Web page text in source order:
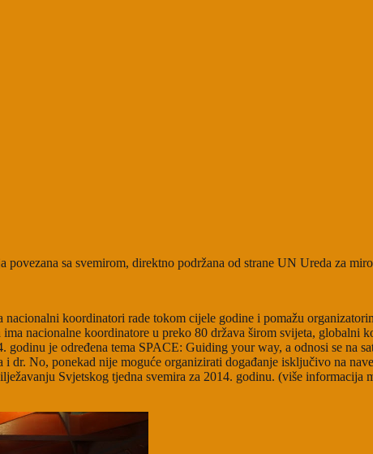
povezana sa svemirom, direktno podržana od strane UN Ureda za
koordinatori rade tokom cijele godine i pomažu
nacionalne koordinatore u preko 80 država širom svijeta,
je određena tema SPACE: Guiding your way, a odnosi se na
No, ponekad nije moguće organizirati događanje isključivo na
Svjetskog tjedna svemira za 2014. godinu. (više informacija